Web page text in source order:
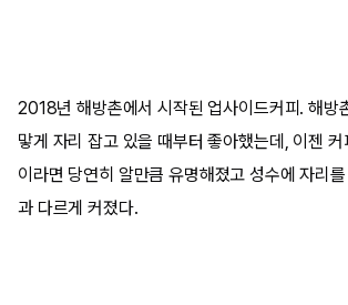
2018년 해방촌에서 시작된 업사이드커피. 해방
맣게 자리 잡고 있을 때부터 좋아했는데, 이젠
이라면 당연히 알만큼 유명해졌고 성수에 자리
과 다르게 커졌다.